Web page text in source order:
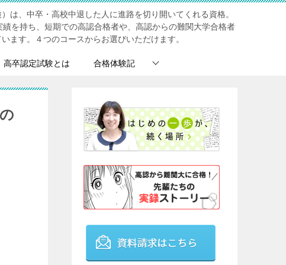
は、中卒・高校中退した人に進路を切り開いてくれる資格。
を持ち、短期での高認合格者や、高認からの難関大学合格者
ます。４つのコースからお選びいただけます。
高卒認定試験とは 合格体験記